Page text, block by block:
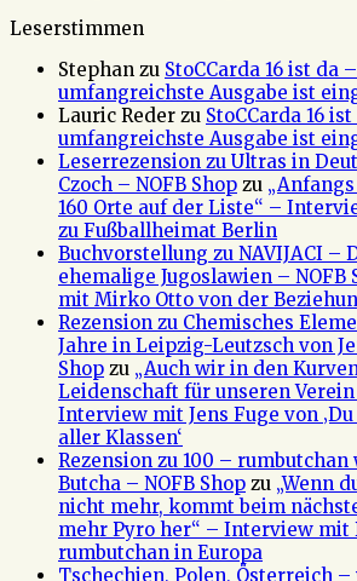
Leserstimmen
Stephan zu StoCCarda 16 ist da
umfangreichste Ausgabe ist
Lauric Reder zu StoCCarda 16
umfangreichste Ausgabe ist
Leserrezension zu Ultras in
Czoch – NOFB Shop zu
160 Orte auf der Liste“ –
zu Fußballheimat Berlin
Buchvorstellung zu NAVIJACI –
ehemalige Jugoslawien – NOFB
mit Mirko Otto von der
Rezension zu Chemisches
Jahre in Leipzig-Leutzsch von
Shop zu „Auch wir in den
Leidenschaft für unseren
Interview mit Jens Fuge von
aller Klassen‘
Rezension zu 100 –
Butcha – NOFB Shop zu „Wenn
nicht mehr, kommt beim
mehr Pyro her“ – Interview mit
rumbutchan in Europa
Tschechien, Polen, Österreich –